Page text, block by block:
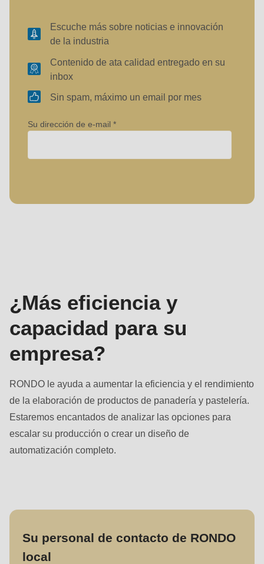
Escuche más sobre noticias e innovación
de la industria
Contenido de ata calidad entregado en su
inbox
Sin spam, máximo un email por mes
Su dirección de e-mail
¿Más eficiencia y
capacidad para su
empresa?
RONDO le ayuda a aumentar la eficiencia y el rendimiento
de la elaboración de productos de panadería y pastelería.
Estaremos encantados de analizar las opciones para
escalar su producción o crear un diseño de
automatización completo.
Su personal de contacto de RONDO
local